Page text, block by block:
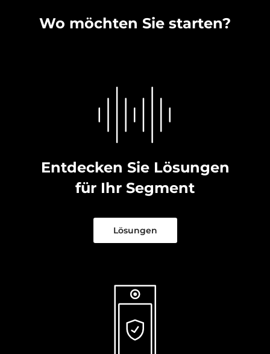
Wo möchten Sie starten?
Entdecken Sie Lösungen
für Ihr Segment
Lösungen